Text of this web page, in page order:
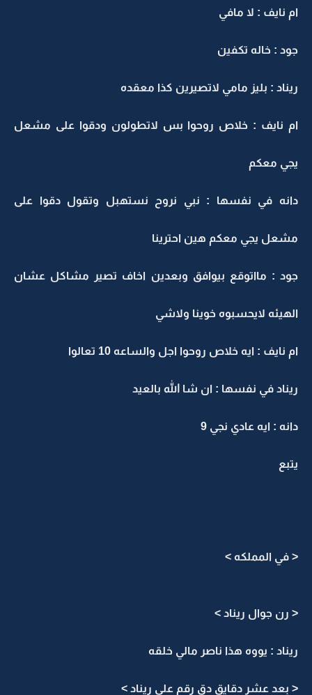
ام نايف : لا مافي
جود : خاله تكفين
ريناد : بليز مامي لاتصيرين كذا معقده
ام نايف : خلاص روحوا بس لاتطولون ودقوا على مشعل
يجي معكم
دانه في نفسها : نبي نروح نستهبل وتقول دقوا على
مشعل يجي معكم هين احترينا
جود : مااتوقع بيوافق وبعدين اخاف تصير مشاكل عشان
الهيئه لايحسبوه خوينا ولاشي
ام نايف : ايه خلاص روحوا اجل والساعه 10 تعالوا
ريناد في نفسها : ان شا الله بالعيد
دانه : ايه عادي نجي 9
يتبع
< في المملكه >
< رن جوال ريناد >
ريناد : يووه هذا ناصر مالي خلقه
< بعد عشر دقايق دق رقم على ريناد >